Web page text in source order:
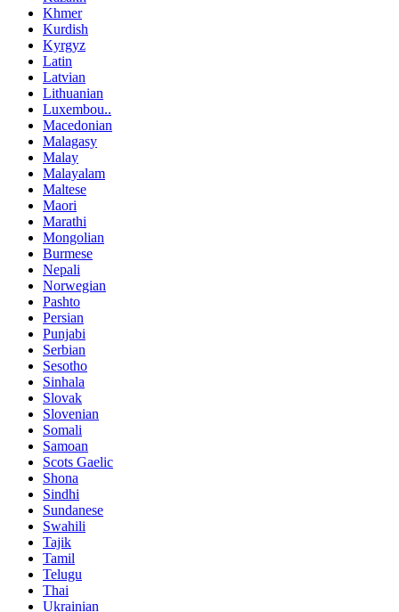
Khmer
Kurdish
Kyrgyz
Latin
Latvian
Lithuanian
Luxembou..
Macedonian
Malagasy
Malay
Malayalam
Maltese
Maori
Marathi
Mongolian
Burmese
Nepali
Norwegian
Pashto
Persian
Punjabi
Serbian
Sesotho
Sinhala
Slovak
Slovenian
Somali
Samoan
Scots Gaelic
Shona
Sindhi
Sundanese
Swahili
Tajik
Tamil
Telugu
Thai
Ukrainian